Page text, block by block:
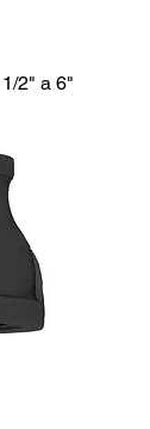
2" a 6"